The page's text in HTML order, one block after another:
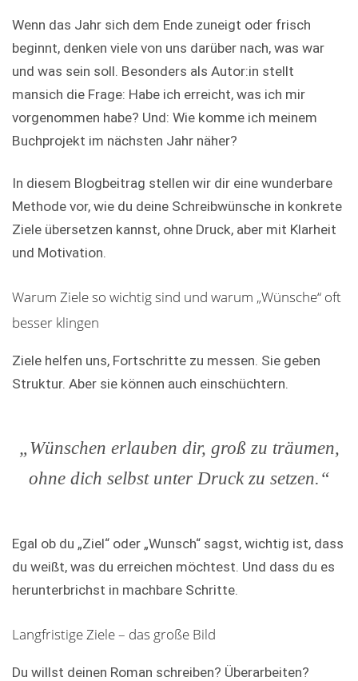
Wenn das Jahr sich dem Ende zuneigt oder frisch
beginnt, denken viele von uns darüber nach, was war
und was sein soll. Besonders als Autor:in stellt
mansich die Frage: Habe ich erreicht, was ich mir
vorgenommen habe? Und: Wie komme ich meinem
Buchprojekt im nächsten Jahr näher?
In diesem Blogbeitrag stellen wir dir eine wunderbare
Methode vor, wie du deine Schreibwünsche in konkrete
Ziele übersetzen kannst, ohne Druck, aber mit Klarheit
und Motivation.
Warum Ziele so wichtig sind und warum „Wünsche“ oft
besser klingen
Ziele helfen uns, Fortschritte zu messen. Sie geben
Struktur. Aber sie können auch einschüchtern.
„Wünschen erlauben dir, groß zu träumen,
ohne dich selbst unter Druck zu setzen.“
Egal ob du „Ziel“ oder „Wunsch“ sagst, wichtig ist, dass
du weißt, was du erreichen möchtest. Und dass du es
herunterbrichst in machbare Schritte.
Langfristige Ziele – das große Bild
Du willst deinen Roman schreiben? Überarbeiten?